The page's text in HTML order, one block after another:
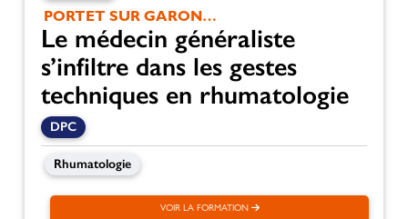
PORTET SUR GARONNE
Le médecin généraliste
s’infiltre dans les gestes
techniques en rhumatologie
DPC
Rhumatologie
VOIR LA FORMATION